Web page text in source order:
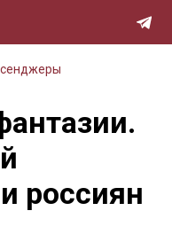
россиян